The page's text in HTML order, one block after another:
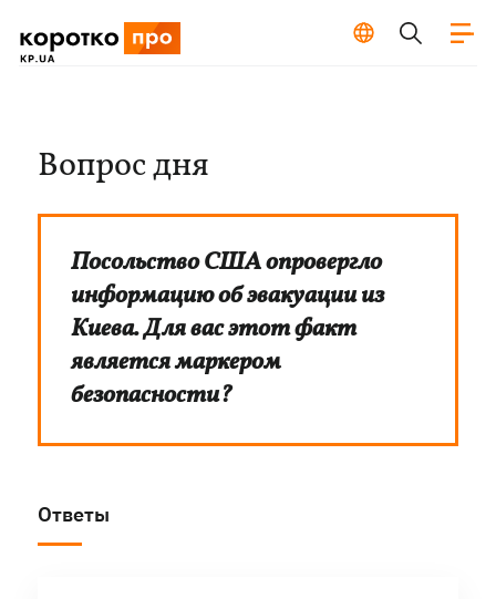
Вопрос дня
Посольство США опровергло
информацию об эвакуации из
Киева. Для вас этот факт
является маркером
безопасности?
Ответы